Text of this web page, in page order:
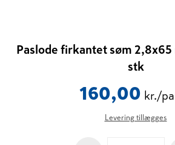
Paslode firkantet søm
stk
160,00 kr./
Levering tillægges